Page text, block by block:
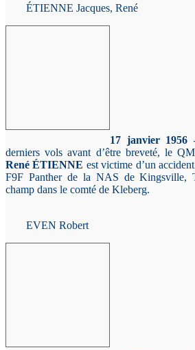
ÉTIENNE Jacques, René
17 janvier 1956
derniers vols avant d’être breveté, le
René ÉTIENNE est victime d’un
F9F Panther de la NAS de Kingsville,
champ dans le comté de Kleberg.
EVEN Robert